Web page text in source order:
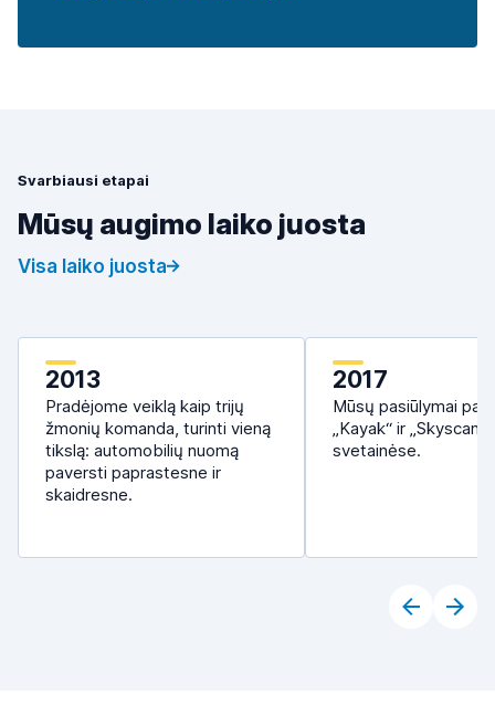
Svarbiausi etapai
Mūsų augimo laiko juosta
Visa laiko juosta
2013
Pradėjome veiklą kaip trijų
žmonių komanda, turinti vieną
tikslą: automobilių nuomą
paversti paprastesne ir
skaidresne.
2017
Mūsų pasiūlymai
„Kayak“ ir
svetainėse.